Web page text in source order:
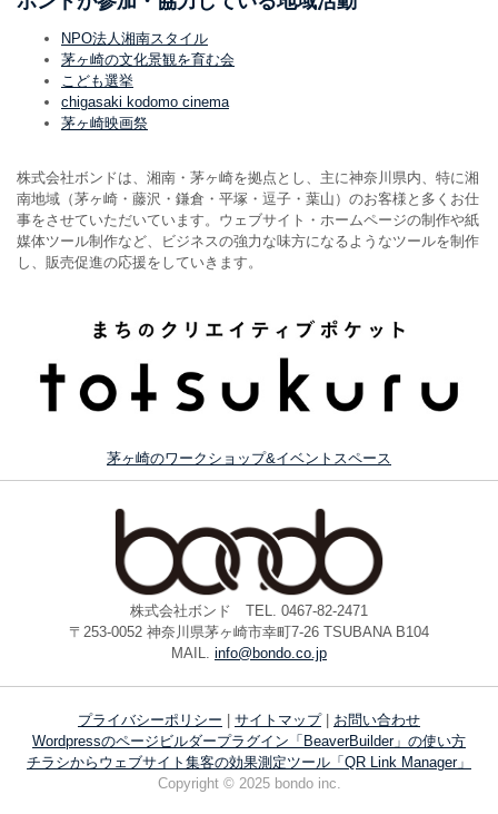
NPO法人湘南スタイル
茅ヶ崎の文化景観を育む会
こども選挙
chigasaki kodomo cinema
茅ヶ崎映画祭
株式会社ボンドは、湘南・茅ヶ崎を拠点とし、主に神奈川県内、特に湘
南地域（茅ヶ崎・藤沢・鎌倉・平塚・逗子・葉山）のお客様と多くお仕
事をさせていただいています。ウェブサイト・ホームページの制作や紙
媒体ツール制作など、ビジネスの強力な味方になるようなツールを制作
し、販売促進の応援をしていきます。
茅ヶ崎のワークショップ&イベントスペース
株式会社ボンド TEL. 0467-82-2471
〒253-0052 神奈川県茅ヶ崎市幸町7-26 TSUBANA B104
MAIL. info@bondo.co.jp
プライバシーポリシー サイトマップ| お問い合わせ
Wordpressのページビルダープラグイン「BeaverBuilder」の使い方
チラシからウェブサイト集客の効果測定ツール「QR Link Manager」
Copyright © 2025 bondo inc.